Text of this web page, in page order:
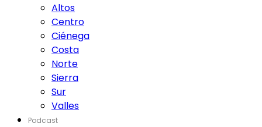
Altos
Centro
Ciénega
Costa
Norte
Sierra
Sur
Valles
Podcast